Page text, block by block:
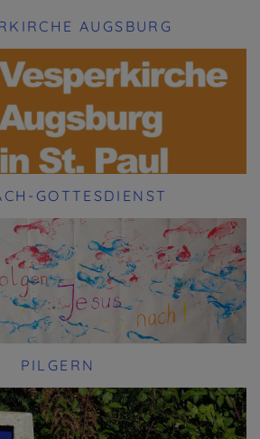
AUGSBURG
GOTTESDIENST
PILGERN